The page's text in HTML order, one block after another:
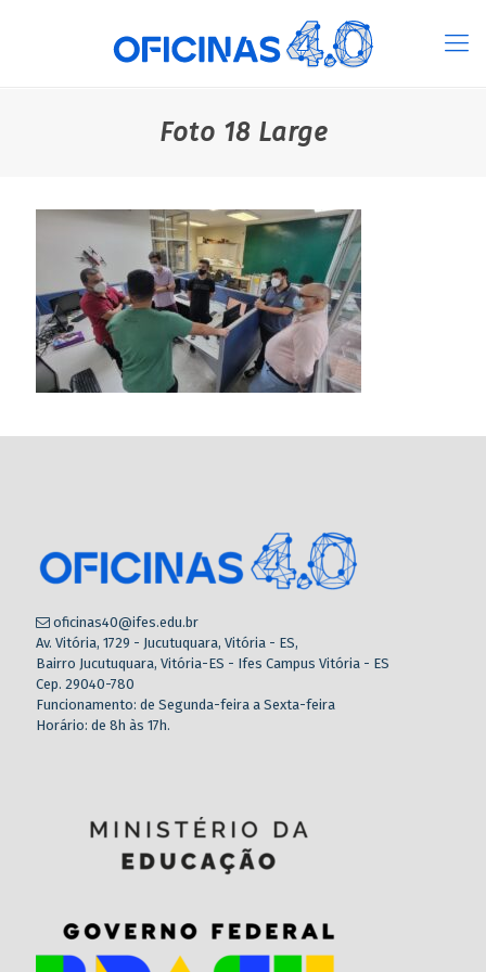
Foto 18 Large
oficinas40@ifes.edu.br
Av. Vitória, 1729 - Jucutuquara, Vitória - ES,
Bairro Jucutuquara, Vitória-ES - Ifes Campus Vitória - ES
Cep. 29040-780
Funcionamento: de Segunda-feira a Sexta-feira
Horário: de 8h às 17h.